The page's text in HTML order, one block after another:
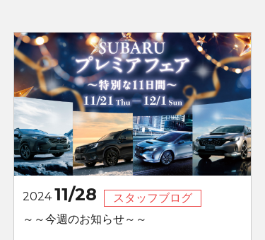
202411/28
スタッフブログ
～～今週のお知らせ～～